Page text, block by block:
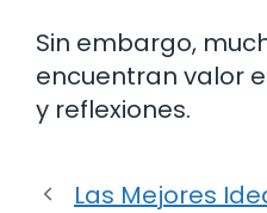
Sin embargo,
encuentran valor
y reflexiones.
Las Mejores